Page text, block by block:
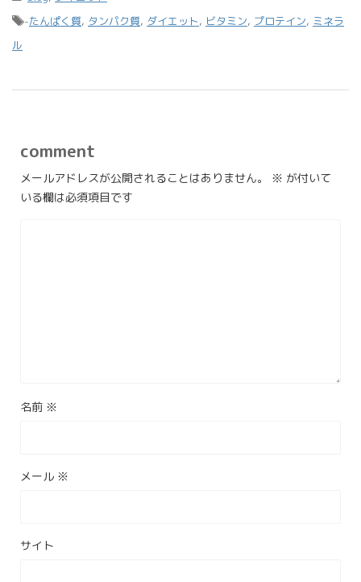
-たんぱく質, タンパク質, ダイエット, ビタミン, プロテイン, ミネラ
ル
comment
メールアドレスが公開されることはありません。 ※ が付いて
いる欄は必須項目です
名前 ※
メール ※
サイト